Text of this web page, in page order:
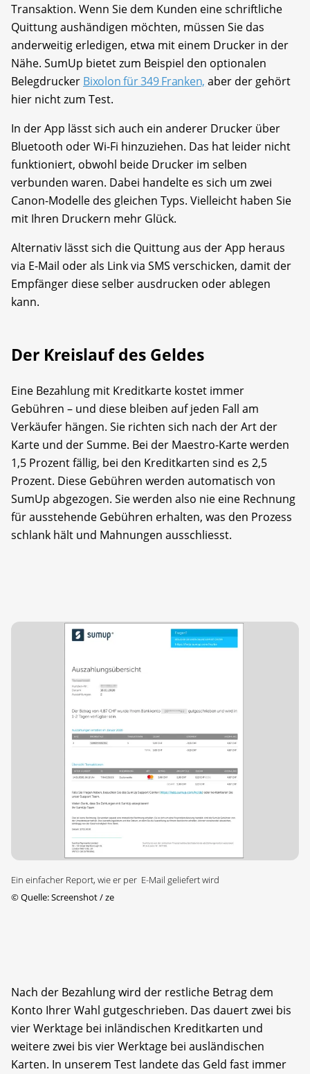
Transaktion. Wenn Sie dem Kunden eine schriftliche
Quittung aushändigen möchten, müssen Sie das
anderweitig erledigen, etwa mit einem Drucker in der
Nähe. SumUp bietet zum Beispiel den optionalen
Belegdrucker Bixolon für 349 Franken, aber der gehört
hier nicht zum Test.
In der App lässt sich auch ein anderer Drucker über
Bluetooth oder Wi-Fi hinzuziehen. Das hat leider nicht
funktioniert, obwohl beide Drucker im selben
verbunden waren. Dabei handelte es sich um zwei
Canon-Modelle des gleichen Typs. Vielleicht haben Sie
mit Ihren Druckern mehr Glück.
Alternativ lässt sich die Quittung aus der App heraus
via E-Mail oder als Link via SMS verschicken, damit der
Empfänger diese selber ausdrucken oder ablegen
kann.
Der Kreislauf des Geldes
Eine Bezahlung mit Kreditkarte kostet immer
Gebühren – und diese bleiben auf jeden Fall am
Verkäufer hängen. Sie richten sich nach der Art der
Karte und der Summe. Bei der Maestro-Karte werden
1,5 Prozent fällig, bei den Kreditkarten sind es 2,5
Prozent. Diese Gebühren werden automatisch von
SumUp abgezogen. Sie werden also nie eine Rechnung
für ausstehende Gebühren erhalten, was den Prozess
schlank hält und Mahnungen ausschliesst.
Ein einfacher Report, wie er per E-Mail geliefert wird
©Quelle: Screenshot / ze
Nach der Bezahlung wird der restliche Betrag dem
Konto Ihrer Wahl gutgeschrieben. Das dauert zwei bis
vier Werktage bei inländischen Kreditkarten und
weitere zwei bis vier Werktage bei ausländischen
Karten. In unserem Test landete das Geld fast immer